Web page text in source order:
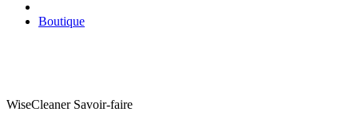
Boutique
WiseCleaner Savoir-faire